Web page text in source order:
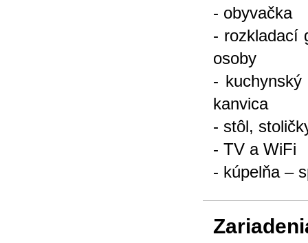
- obyvačka
- rozkladací
osoby
-
kanvica
- stôl,
- TV a WiFi
- kúpelňa –